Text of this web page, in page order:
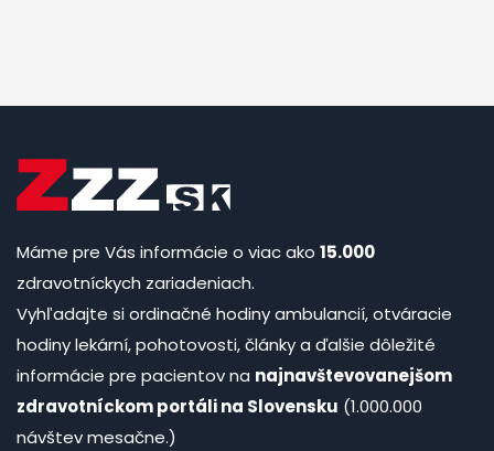
Máme pre Vás informácie o viac ako 15.000
zdravotníckych zariadeniach.
Vyhľadajte si ordinačné hodiny ambulancií, otváracie
hodiny lekární, pohotovosti, články a ďalšie dôležité
informácie pre pacientov na najnavštevovanejšom
zdravotníckom portáli na Slovensku (1.000.000
návštev mesačne.)